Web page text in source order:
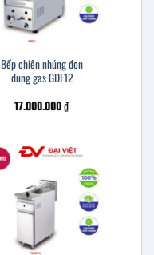
Bếp chiên nhúng đơn
dùng gas GDF12
17.000.000₫